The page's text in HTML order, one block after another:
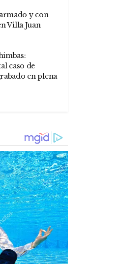
y con
Villa Juan
caso de
en plena